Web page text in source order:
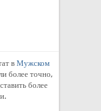
в Мужском
более точно,
более